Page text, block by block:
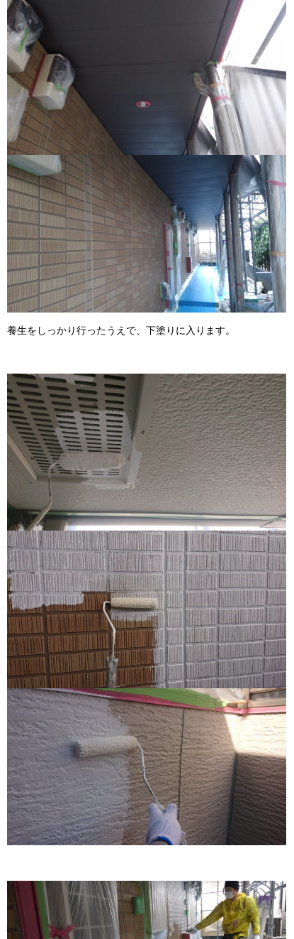
養生をしっかり行ったうえで、下塗りに入ります。